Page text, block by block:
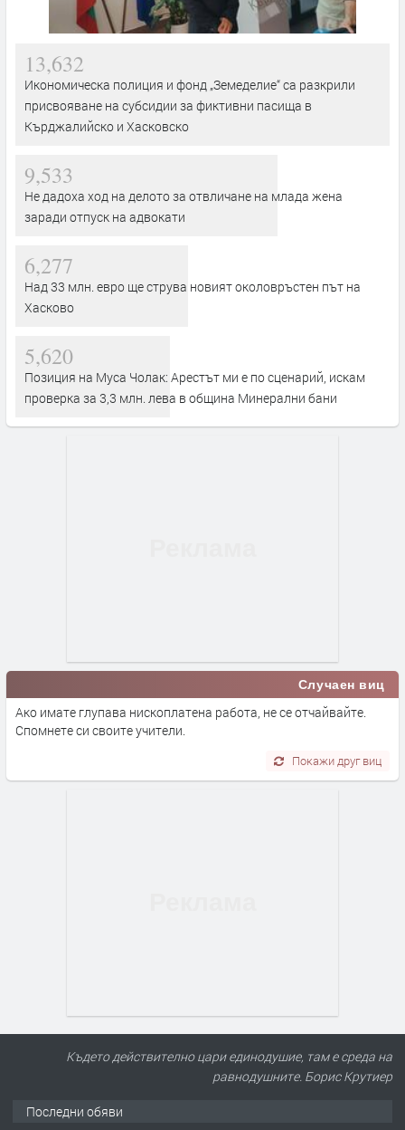
13,632
Икономическа полиция и фонд „Земеделие“ са разкрили
присвояване на субсидии за фиктивни пасища в
Кърджалийско и Хасковско
9,533
Не дадоха ход на делото за отвличане на млада жена
заради отпуск на адвокати
6,277
Над 33 млн. евро ще струва новият околовръстен път на
Хасково
5,620
Позиция на Муса Чолак: Арестът ми е по сценарий, искам
проверка за 3,3 млн. лева в община Минерални бани
Случаен виц
Ако имате глупава нископлатена работа, не се отчайвайте.
Спомнете си своите учители.
Покажи друг виц
Където действително цари единодушие, там е среда на
равнодушните. Борис Крутиер
Последни обяви